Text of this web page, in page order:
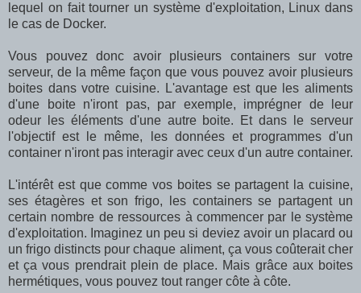
lequel on fait tourner un système d'exploitation, Linux dans
le cas de Docker.
Vous pouvez donc avoir plusieurs containers sur votre
serveur, de la même façon que vous pouvez avoir plusieurs
boites dans votre cuisine. L'avantage est que les aliments
d'une boite n'iront pas, par exemple, imprégner de leur
odeur les éléments d'une autre boite. Et dans le serveur
l'objectif est le même, les données et programmes d'un
container n'iront pas interagir avec ceux d'un autre container.
L'intérêt est que comme vos boites se partagent la cuisine,
ses étagères et son frigo, les containers se partagent un
certain nombre de ressources à commencer par le système
d'exploitation. Imaginez un peu si deviez avoir un placard ou
un frigo distincts pour chaque aliment, ça vous coûterait cher
et ça vous prendrait plein de place. Mais grâce aux boites
hermétiques, vous pouvez tout ranger côte à côte.